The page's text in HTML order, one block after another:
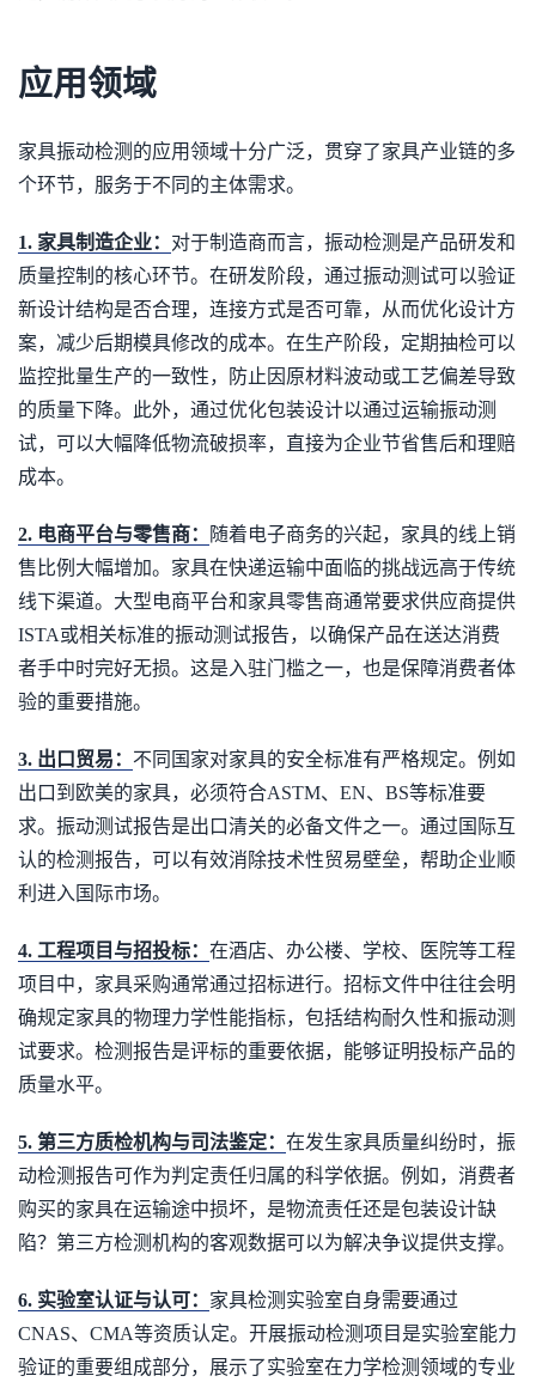
应用领域
家具振动检测的应用领域十分广泛，贯穿了家具产业链的多
个环节，服务于不同的主体需求。
1. 家具制造企业： 对于制造商而言，振动检测是产品研发和
质量控制的核心环节。在研发阶段，通过振动测试可以验证
新设计结构是否合理，连接方式是否可靠，从而优化设计方
案，减少后期模具修改的成本。在生产阶段，定期抽检可以
监控批量生产的一致性，防止因原材料波动或工艺偏差导致
的质量下降。此外，通过优化包装设计以通过运输振动测
试，可以大幅降低物流破损率，直接为企业节省售后和理赔
成本。
2. 电商平台与零售商：
随着电子商务的兴起，家具的线上销
售比例大幅增加。家具在快递运输中面临的挑战远高于传统
线下渠道。大型电商平台和家具零售商通常要求供应商提供
ISTA或相关标准的振动测试报告，以确保产品在送达消费
者手中时完好无损。这是入驻门槛之一，也是保障消费者体
验的重要措施。
3. 出口贸易： 不同国家对家具的安全标准有严格规定。例如
出口到欧美的家具，必须符合ASTM、EN、BS等标准要
求。振动测试报告是出口清关的必备文件之一。通过国际互
认的检测报告，可以有效消除技术性贸易壁垒，帮助企业顺
利进入国际市场。
4. 工程项目与招投标： 在酒店、办公楼、学校、医院等工程
项目中，家具采购通常通过招标进行。招标文件中往往会明
确规定家具的物理力学性能指标，包括结构耐久性和振动测
试要求。检测报告是评标的重要依据，能够证明投标产品的
质量水平。
5. 第三方质检机构与司法鉴定： 在发生家具质量纠纷时，振
动检测报告可作为判定责任归属的科学依据。例如，消费者
购买的家具在运输途中损坏，是物流责任还是包装设计缺
陷？第三方检测机构的客观数据可以为解决争议提供支撑。
6. 实验室认证与认可： 家具检测实验室自身需要通过
CNAS、CMA等资质认定。开展振动检测项目是实验室能力
验证的重要组成部分，展示了实验室在力学检测领域的专业